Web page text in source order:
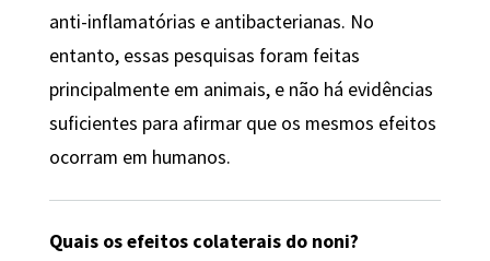
anti-inflamatórias e antibacterianas. No
entanto, essas pesquisas foram feitas
principalmente em animais, e não há evidências
suficientes para afirmar que os mesmos efeitos
ocorram em humanos.
Quais os efeitos colaterais do noni?